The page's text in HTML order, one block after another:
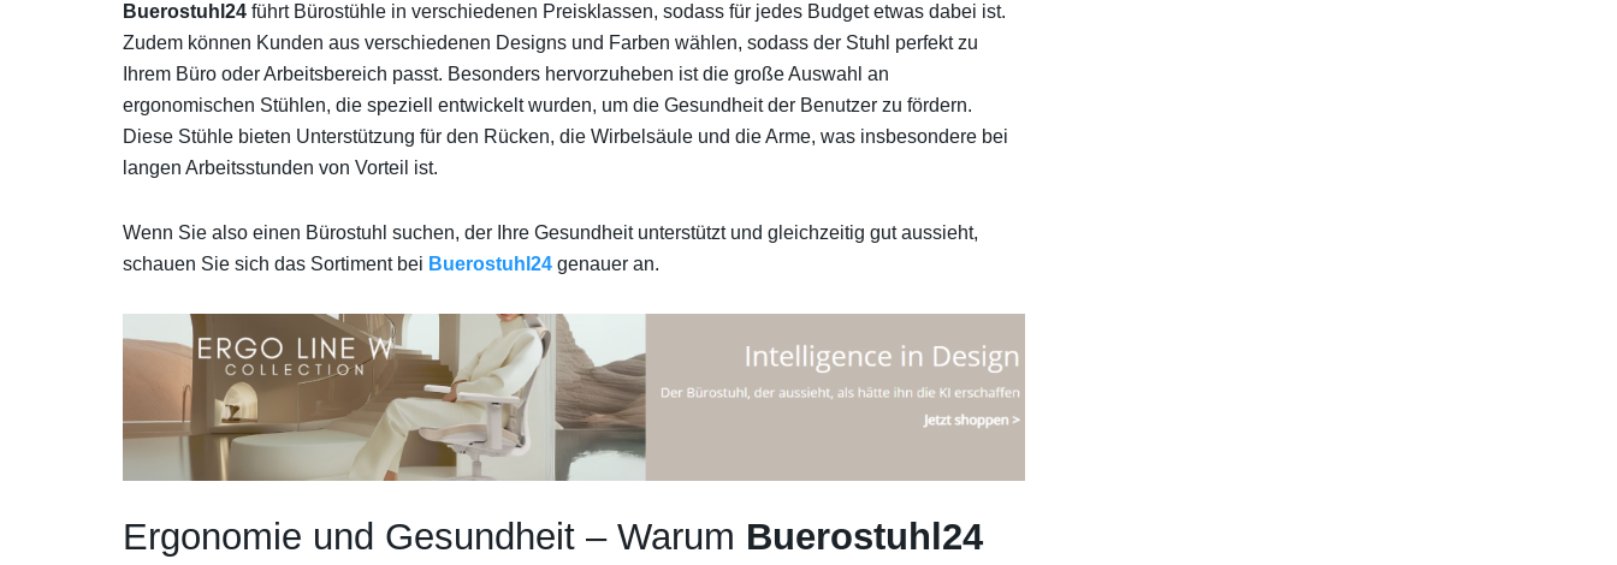
Buerostuhl24 führt Bürostühle in verschiedenen Preisklassen, sodass für jedes Budget etwas dabei ist.
Zudem können Kunden aus verschiedenen Designs und Farben wählen, sodass der Stuhl perfekt zu
Ihrem Büro oder Arbeitsbereich passt. Besonders hervorzuheben ist die große Auswahl an
ergonomischen Stühlen, die speziell entwickelt wurden, um die Gesundheit der Benutzer zu fördern.
Diese Stühle bieten Unterstützung für den Rücken, die Wirbelsäule und die Arme, was insbesondere bei
langen Arbeitsstunden von Vorteil ist.
Wenn Sie also einen Bürostuhl suchen, der Ihre Gesundheit unterstützt und gleichzeitig gut aussieht,
schauen Sie sich das Sortiment bei Buerostuhl24 genauer an.
Ergonomie und Gesundheit – Warum Buerostuhl24